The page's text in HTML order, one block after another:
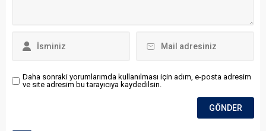
Daha sonraki yorumlarımda kullanılması için adım, e-posta adresim
ve site adresim bu tarayıcıya kaydedilsin.